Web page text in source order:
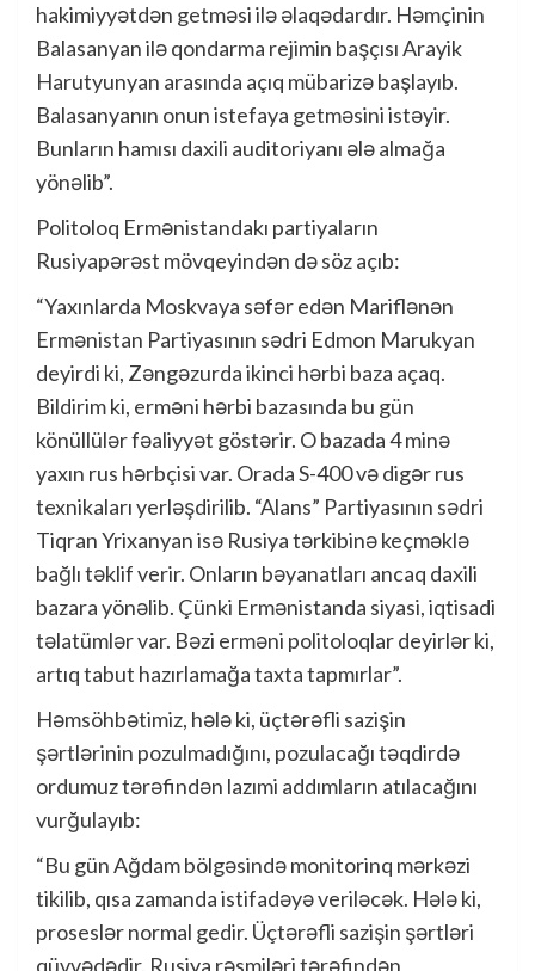
hakimiyyətdən getməsi ilə əlaqədardır. Həmçinin
Balasanyan ilə qondarma rejimin başçısı Arayik
Harutyunyan arasında açıq mübarizə başlayıb.
Balasanyanın onun istefaya getməsini istəyir.
Bunların hamısı daxili auditoriyanı ələ almağa
yönəlib”.
Politoloq Ermənistandakı partiyaların
Rusiyapərəst mövqeyindən də söz açıb:
“Yaxınlarda Moskvaya səfər edən Mariflənən
Ermənistan Partiyasının sədri Edmon Marukyan
deyirdi ki, Zəngəzurda ikinci hərbi baza açaq.
Bildirim ki, erməni hərbi bazasında bu gün
könüllülər fəaliyyət göstərir. O bazada 4 minə
yaxın rus hərbçisi var. Orada S-400 və digər rus
texnikaları yerləşdirilib. “Alans” Partiyasının sədri
Tiqran Yrixanyan isə Rusiya tərkibinə keçməklə
bağlı təklif verir. Onların bəyanatları ancaq daxili
bazara yönəlib. Çünki Ermənistanda siyasi, iqtisadi
təlatümlər var. Bəzi erməni politoloqlar deyirlər ki,
artıq tabut hazırlamağa taxta tapmırlar”.
Həmsöhbətimiz, hələ ki, üçtərəfli sazişin
şərtlərinin pozulmadığını, pozulacağı təqdirdə
ordumuz tərəfindən lazımi addımların atılacağını
vurğulayıb:
“Bu gün Ağdam bölgəsində monitorinq mərkəzi
tikilib, qısa zamanda istifadəyə veriləcək. Hələ ki,
proseslər normal gedir. Üçtərəfli sazişin şərtləri
qüvvədədir. Rusiya rəsmiləri tərəfindən